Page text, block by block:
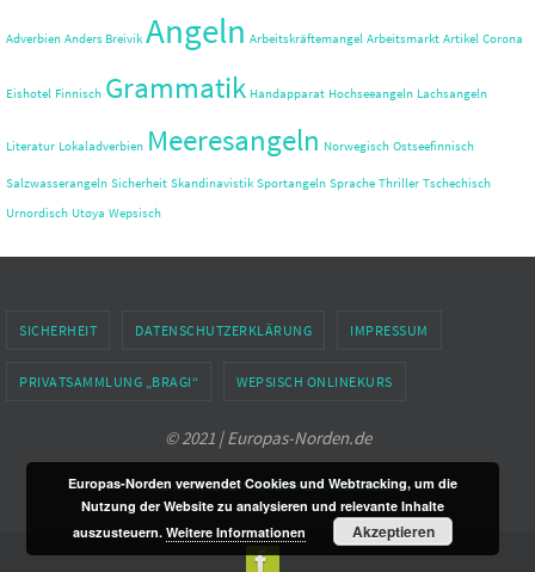
Adverbien Anders Breivik Angeln Arbeitskräftemangel Arbeitsmarkt Artikel Corona
Eishotel Finnisch Grammatik Handapparat Hochseeangeln Lachsangeln
Literatur Lokaladverbien Meeresangeln Norwegisch Ostseefinnisch
Salzwasserangeln Sicherheit Skandinavistik Sportangeln Sprache Thriller Tschechisch
Urnordisch Utøya Wepsisch
SICHERHEIT DATENSCHUTZERKLÄRUNG IMPRESSUM
PRIVATSAMMLUNG „BRAGI“ WEPSISCH ONLINEKURS
© 2021 | Europas-Norden.de
Präsentiert vonNirvana&WordPress.
Europas-Norden verwendet Cookies und Webtracking, um die
Nutzung der Website zu analysieren und relevante Inhalte
auszusteuern.Weitere Informationen Akzeptieren